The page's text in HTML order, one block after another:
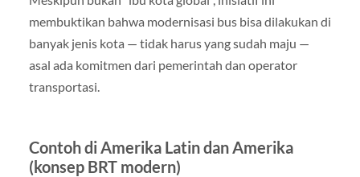
membuktikan bahwa modernisasi bus bisa dilakukan di
banyak jenis kota — tidak harus yang sudah maju —
asal ada komitmen dari pemerintah dan operator
transportasi.
Contoh di Amerika Latin dan Amerika
(konsep BRT modern)